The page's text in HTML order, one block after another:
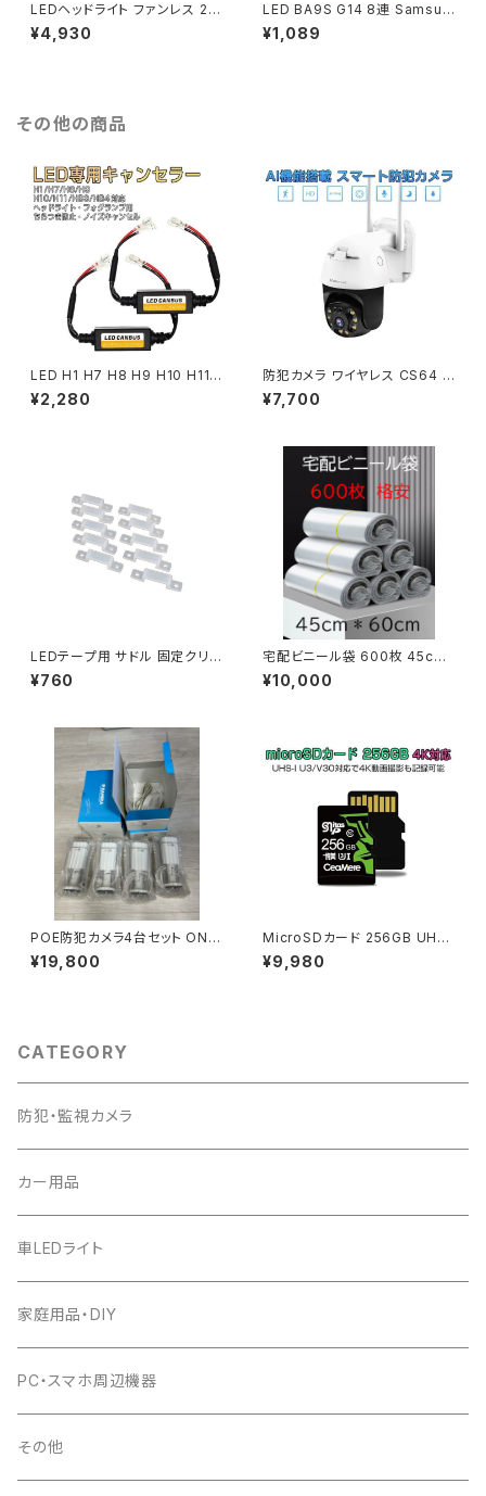
LEDヘッドライト ファンレス 2個
入り 6500K(車検対応) 6000L
M LED ヘッドライト アルミボデ
¥4,930
LED BA9S G14 8連 Samsun
g サムスン 5630 SMD LEDキ
ャンセラー内蔵 2個セット 360
¥1,089
その他の商品
LED H1 H7 H8 H9 H10 H11
HB3 HB4 デコーダー ハイビー
ムインジケーター不点灯防止 キ
¥2,280
防犯カメラ ワイヤレス CS64 V
Starcam 2K 夜でもフルカラ O
NVIF対応 MicroSDカード録画
¥7,700
LEDテープ用 サドル 固定クリッ
プ 留め具 20個セット テープLE
D 送料無料 1ヶ月保証「SOFT-
¥760
宅配ビニール袋 600枚 45cm*
60cm 厚さ約0.10～0.12㎜ 在
庫処分 売り切れ次第終了「456
¥10,000
POE防犯カメラ4台セット ONVI
F対応 400万画素2688*1520
P 屋外IP67防水防塵 初期不良
¥19,800
MicroSDカード 256GB UHS-
I V30 超高速最大95MB SDカ
ード変換アダプタ USBカードリ
¥9,980
CATEGORY
防犯・監視カメラ
カー用品
車LEDライト
家庭用品・DIY
PC・スマホ周辺機器
その他